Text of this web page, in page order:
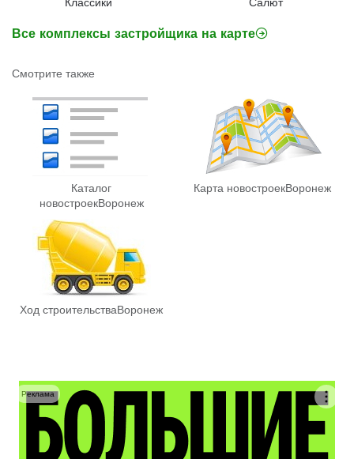
Все комплексы застройщика на карте
Смотрите также
Каталог
новостроекВоронеж
Карта новостроекВоронеж
Ход строительстваВоронеж
Реклама